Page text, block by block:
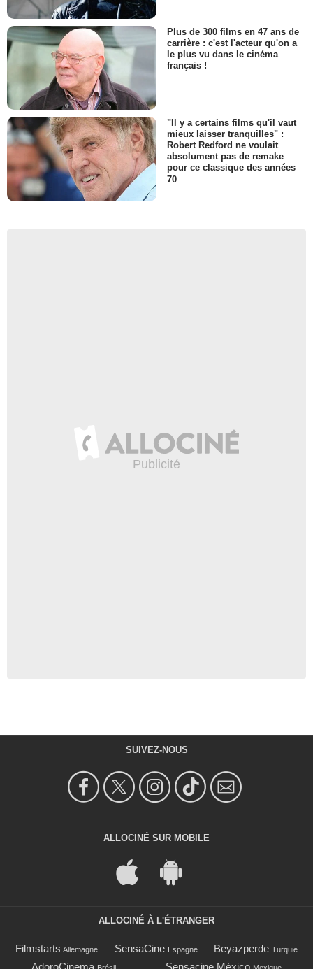
Plus de 300 films en 47 ans de
carrière : c'est l'acteur qu'on a
le plus vu dans le cinéma
français !
"Il y a certains films qu'il vaut
mieux laisser tranquilles" :
Robert Redford ne voulait
absolument pas de remake
pour ce classique des années
70
SUIVEZ-NOUS
ALLOCINÉ SUR MOBILE
ALLOCINÉ À L'ÉTRANGER
Filmstarts Allemagne SensaCine Espagne Beyazperde Turquie
AdoroCinema Brésil Sensacine México Mexique